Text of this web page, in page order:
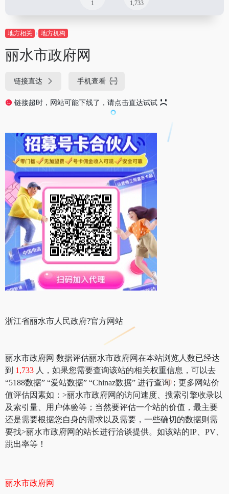
1 1,733
地方相关 地方机构
丽水市政府网
链接直达 手机查看
链接超时，网站可能下线了，请点击直达试试
浙江省丽水市人民政府?官方网站
丽水市政府网 数据评估丽水市政府网在本站浏览人数已经达
到 1,733 人，如果您需要查询该站的相关权重信息，可以去
“5188数据” “爱站数据” “Chinaz数据” 进行查询；更多网站价
值评估因素如：>丽水市政府网的访问速度、搜索引擎收录以
及索引量、用户体验等；当然要评估一个站的价值，最主要
还是需要根据您自身的需求以及需要，一些确切的数据则需
要找>丽水市政府网的站长进行洽谈提供。如该站的IP、PV、
跳出率等！
丽水市政府网